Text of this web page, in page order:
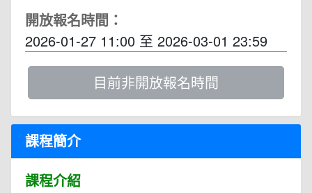
開放報名時間：
2026-01-27 11:00 至 2026-03-01 23:59
目前非開放報名時間
課程簡介
課程介紹